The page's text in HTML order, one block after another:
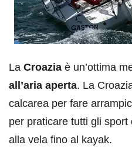
La Croazia è un’ottima
all’aria aperta. La
calcarea per fare
per praticare tutti gli sport
alla vela fino al kayak.